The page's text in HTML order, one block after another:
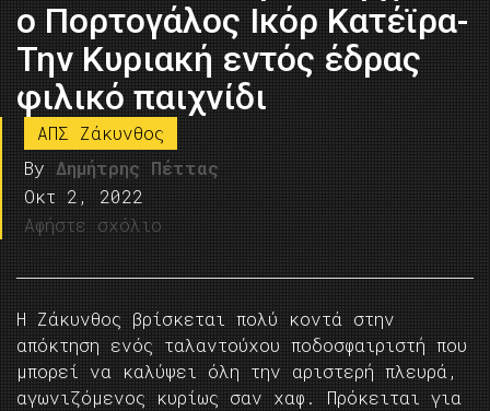
ο Πορτογάλος Ικόρ Κατέϊρα-
Την Κυριακή εντός έδρας
φιλικό παιχνίδι
ΑΠΣ Ζάκυνθος
By Δημήτρης Πέττας
Οκτ 2, 2022
Αφήστε σχόλιο
Η Ζάκυνθος βρίσκεται πολύ κοντά στην
απόκτηση ενός ταλαντούχου ποδοσφαιριστή που
μπορεί να καλύψει όλη την αριστερή πλευρά,
αγωνιζόμενος κυρίως σαν χαφ. Πρόκειται για